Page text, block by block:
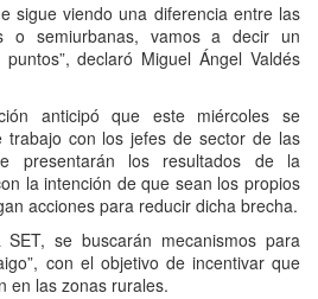
sigue viendo una diferencia entre las
o semiurbanas, vamos a decir un
declaró Miguel Ángel Valdés
anticipó que este miércoles se
trabajo con los jefes de sector de las
presentarán los resultados de la
la intención de que sean los propios
acciones para reducir dicha brecha.
se buscarán mecanismos para
con el objetivo de incentivar que
en las zonas rurales.